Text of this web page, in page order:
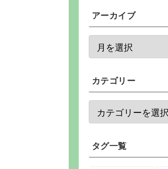
アーカイブ
カテゴリー
タグ一覧